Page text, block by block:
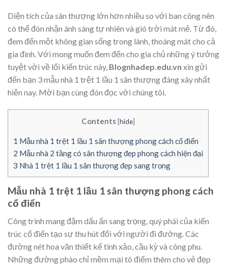
Diện tích của sân thượng lớn hơn nhiều so với ban công nên
có thể đón nhận ánh sáng tự nhiên và gió trời mát mẻ. Từ đó,
đem đến một không gian sống trong lành, thoáng mát cho cả
gia đình. Với mong muốn đem đến cho gia chủ những ý tưởng
tuyệt vời về lối kiến trúc này, Blognhadep.edu.vn xin gửi
đến bạn 3 mẫu nhà 1 trệt 1 lầu 1 sân thượng đáng xây nhất
hiện nay. Mời bạn cùng đón đọc với chúng tôi.
Contents[hide]
1 Mẫu nhà 1 trệt 1 lầu 1 sân thượng phong cách cổ điển
2 Mẫu nhà 2 tầng có sân thượng đẹp phong cách hiện đại
3 Nhà 1 trệt 1 lầu 1 sân thượng đẹp sang trọng
Mẫu nhà 1 trệt 1 lầu 1 sân thượng phong cách
cổ điển
Công trình mang đậm dấu ấn sang trọng, quý phái của kiến
trúc cổ điển tạo sự thu hút đối với người đi đường. Các
đường nét hoa văn thiết kế tinh xảo, cầu kỳ và công phu.
Những đường phào chỉ mềm mại tô điểm thêm cho vẻ đẹp